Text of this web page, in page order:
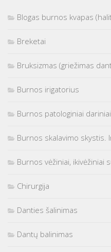
Blogas burnos kvapas
Breketai
Bruksizmas (griežimas
Burnos irigatorius
Burnos patologiniai
Burnos skalavimo skystis.
Burnos vėžiniai, ikivėžiniai
Chirurgija
Danties šalinimas
Dantų balinimas